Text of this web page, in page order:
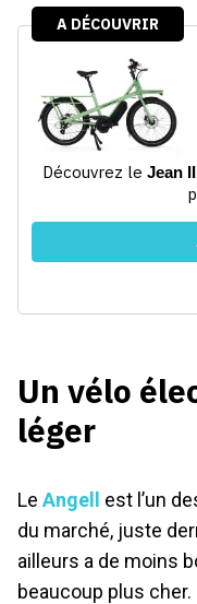
Un vélo
léger
Le Angell est l’un
du marché, juste
ailleurs a de moins
beaucoup plus cher.